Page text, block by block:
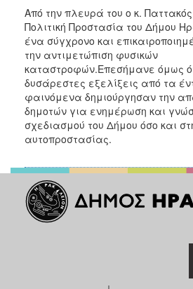
Από την πλευρά του o κ. Παττακός
Πολιτική Προστασία του Δήμου
ένα σύγχρονο και
την αντιμετώπιση φυσικών
καταστροφών.Επεσήμανε όμως
δυσάρεστες εξελίξεις από τα
φαινόμενα δημιούργησαν την
δημοτών για ενημέρωση και
σχεδιασμού του Δήμου όσο και
αυτοπροστασίας.